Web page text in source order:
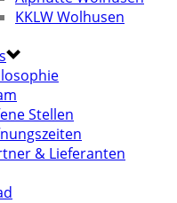
KKLW Wolhusen
Stellen
& Lieferanten